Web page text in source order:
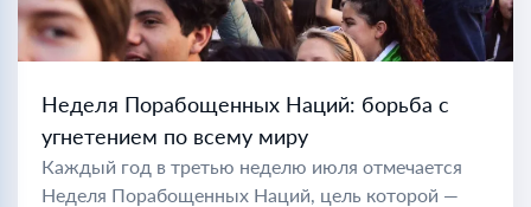
Неделя Порабощенных Наций: борьба с
угнетением по всему миру
Каждый год в третью неделю июля отмечается
Неделя Порабощенных Наций, цель которой —